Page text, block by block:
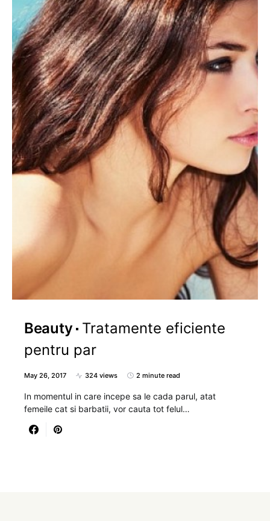
Beauty Tratamente eficiente
pentru par
May 26, 2017 324 views 2 minute read
In momentul in care incepe sa le cada parul, atat
femeile cat si barbatii, vor cauta tot felul…